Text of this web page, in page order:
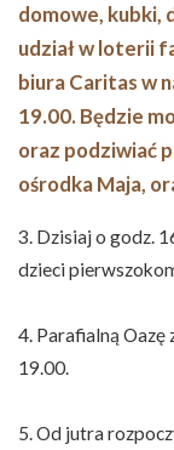
domowe, kubki,
udział w loterii
biura Caritas w
19.00. Będzie
oraz podziwiać
ośrodka Maja,
3. Dzisiaj o godz.
dzieci
4. Parafialną Oazę
19.00.
5. Od jutra